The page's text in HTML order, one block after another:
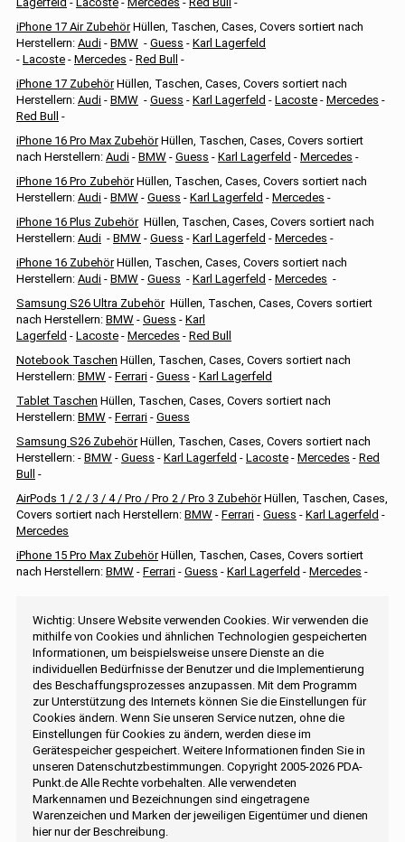
iPhone 17 Air ZubehörHüllen, Taschen, Cases, Covers sortiert nach
Herstellern: Audi - BMW - Guess - Karl Lagerfeld
- Lacoste - Mercedes - Red Bull
-
iPhone 17 ZubehörHüllen, Taschen, Cases, Covers sortiert nach
Herstellern: Audi - BMW - Guess - Karl Lagerfeld - Lacoste - Mercedes -
Red Bull
-
iPhone 16 Pro Max ZubehörHüllen, Taschen, Cases, Covers sortiert
nach Herstellern: Audi - BMW - Guess - Karl Lagerfeld - Mercedes -
iPhone 16 Pro ZubehörHüllen, Taschen, Cases, Covers sortiert nach
Herstellern: Audi - BMW - Guess - Karl Lagerfeld - Mercedes -
iPhone 16 Plus ZubehörHüllen, Taschen, Cases, Covers sortiert nach
Herstellern: Audi - BMW - Guess - Karl Lagerfeld - Mercedes -
iPhone 16 ZubehörHüllen, Taschen, Cases, Covers sortiert nach
Herstellern: Audi - BMW - Guess - Karl Lagerfeld - Mercedes -
Samsung S26 Ultra ZubehörHüllen, Taschen, Cases, Covers sortiert
nach Herstellern: BMW - Guess - Karl
Lagerfeld - Lacoste - Mercedes - Red Bull
Notebook Taschen Hüllen, Taschen, Cases, Covers sortiert nach
Herstellern: BMW - Ferrari - Guess - Karl Lagerfeld
Tablet Taschen Hüllen, Taschen, Cases, Covers sortiert nach
Herstellern: BMW - Ferrari - Guess
Samsung S26 ZubehörHüllen, Taschen, Cases, Covers sortiert nach
Herstellern: - BMW - Guess - Karl Lagerfeld - Lacoste - Mercedes - Red
Bull
-
AirPods 1 / 2 / 3 / 4 / Pro / Pro 2 / Pro 3 ZubehörHüllen, Taschen, Cases,
Covers sortiert nach Herstellern: BMW - Ferrari - Guess - Karl Lagerfeld -
Mercedes
iPhone 15 Pro Max ZubehörHüllen, Taschen, Cases, Covers sortiert
nach Herstellern: BMW - Ferrari - Guess - Karl Lagerfeld - Mercedes -
Wichtig: Unsere Website verwenden Cookies. Wir verwenden die
mithilfe von Cookies und ähnlichen Technologien gespeicherten
Informationen, um beispielsweise unsere Dienste an die
individuellen Bedürfnisse der Benutzer und die Implementierung
des Beschaffungsprozesses anzupassen. Mit dem Programm
zur Unterstützung des Internets können Sie die Einstellungen für
Cookies ändern. Wenn Sie unseren Service nutzen, ohne die
Einstellungen für Cookies zu ändern, werden diese im
Gerätespeicher gespeichert. Weitere Informationen finden Sie in
unseren Datenschutzbestimmungen. Copyright 2005-2026 PDA-
Punkt.de Alle Rechte vorbehalten. Alle verwendeten
Markennamen und Bezeichnungen sind eingetragene
Warenzeichen und Marken der jeweiligen Eigentümer und dienen
hier nur der Beschreibung.